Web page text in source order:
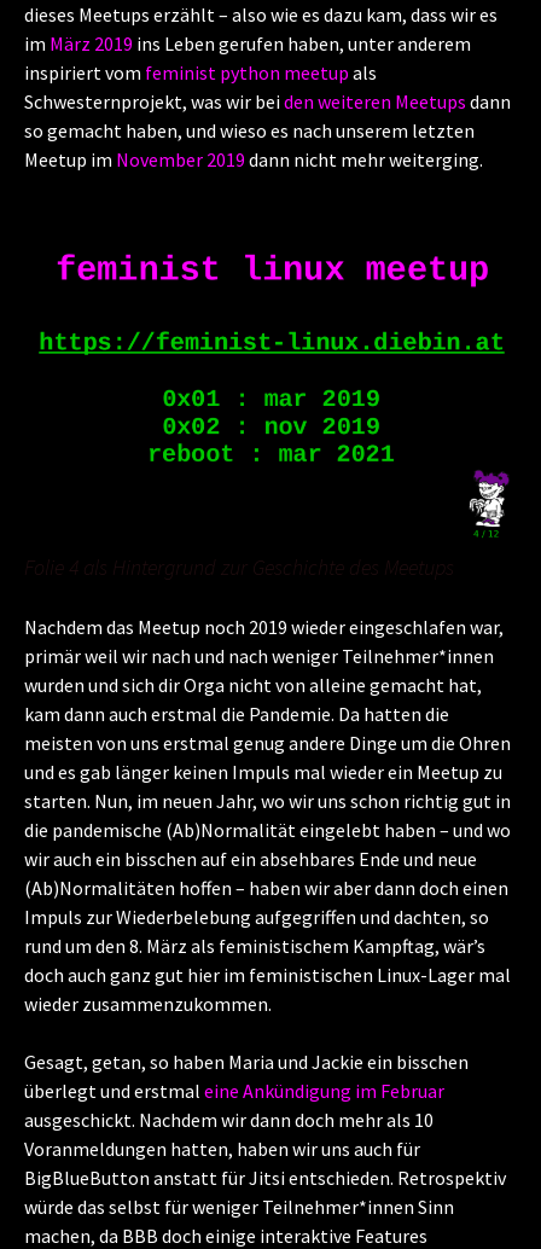
dieses Meetups erzählt – also wie es dazu kam, dass wir es
im März 2019 ins Leben gerufen haben, unter anderem
inspiriert vom feminist python meetup als
Schwesternprojekt, was wir beiden weiteren Meetups dann
so gemacht haben, und wieso es nach unserem letzten
Meetup im November 2019 dann nicht mehr weiterging.
Folie 4 als Hintergrund zur Geschichte des Meetups
Nachdem das Meetup noch 2019 wieder eingeschlafen war,
primär weil wir nach und nach weniger Teilnehmer*innen
wurden und sich dir Orga nicht von alleine gemacht hat,
kam dann auch erstmal die Pandemie. Da hatten die
meisten von uns erstmal genug andere Dinge um die Ohren
und es gab länger keinen Impuls mal wieder ein Meetup zu
starten. Nun, im neuen Jahr, wo wir uns schon richtig gut in
die pandemische (Ab)Normalität eingelebt haben – und wo
wir auch ein bisschen auf ein absehbares Ende und neue
(Ab)Normalitäten hoffen – haben wir aber dann doch einen
Impuls zur Wiederbelebung aufgegriffen und dachten, so
rund um den 8. März als feministischem Kampftag, wär’s
doch auch ganz gut hier im feministischen Linux-Lager mal
wieder zusammenzukommen.
Gesagt, getan, so haben Maria und Jackie ein bisschen
überlegt und erstmal eine Ankündigung im Februar
ausgeschickt. Nachdem wir dann doch mehr als 10
Voranmeldungen hatten, haben wir uns auch für
BigBlueButton anstatt für Jitsi entschieden. Retrospektiv
würde das selbst für weniger Teilnehmer*innen Sinn
machen, da BBB doch einige interaktive Features